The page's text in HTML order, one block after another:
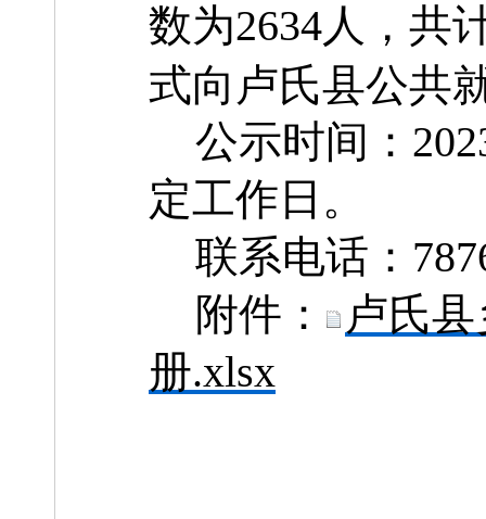
数为2634人，共
式向 卢氏县公共
公示时间： 202
定工作日。
联系电话：
附件：
卢氏
册.xlsx